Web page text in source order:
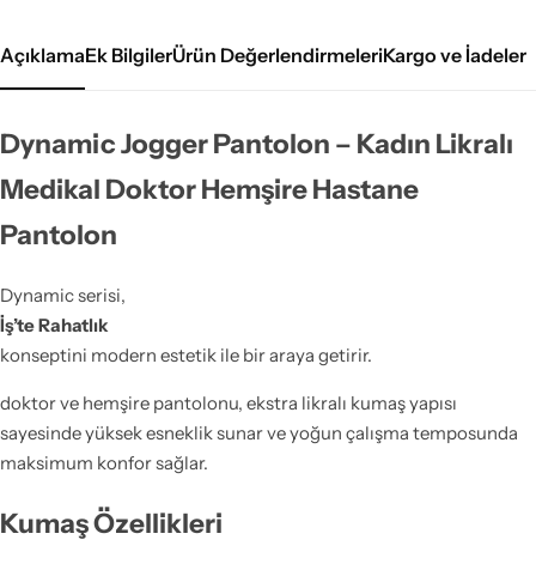
AçıklamaEk BilgilerÜrün DeğerlendirmeleriKargo ve İadeler
Dynamic Jogger Pantolon – Kadın Likralı
Medikal Doktor Hemşire Hastane
Pantolon
Dynamic serisi,
İş’te Rahatlık
konseptini modern estetik ile bir araya getirir.
doktor ve hemşire pantolonu, ekstra likralı kumaş yapısı
sayesinde yüksek esneklik sunar ve yoğun çalışma temposunda
maksimum konfor sağlar.
Kumaş Özellikleri